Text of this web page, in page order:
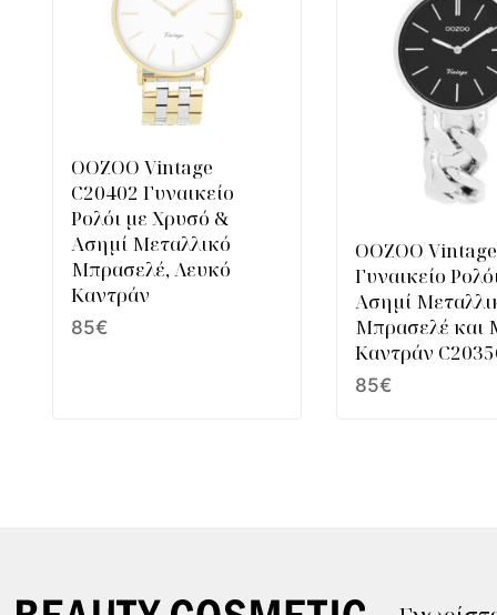
OOZOO Vintage
C20402 Γυναικείο
Ρολόι με Χρυσό &
Ασημί Μεταλλικό
Μπρασελέ, Λευκό
Καντράν
85€
OOZOO Vintage
Γυναικείο
Ασημί
Μπρασελέ και
Καντράν
85€